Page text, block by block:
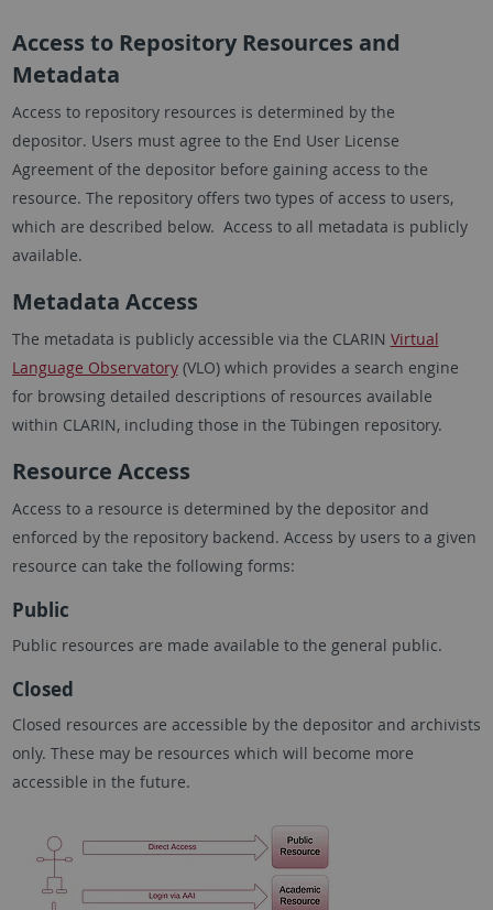
Access to Repository Resources and
Metadata
Access to repository resources is determined by the
depositor. Users must agree to the End User License
Agreement of the depositor before gaining access to the
resource. The repository offers two types of access to users,
which are described below. Access to all metadata is publicly
available.
Metadata Access
The metadata is publicly accessible via the CLARIN Virtual
Language Observatory(VLO) which provides a search engine
for browsing detailed descriptions of resources available
within CLARIN, including those in the Tübingen repository.
Resource Access
Access to a resource is determined by the depositor and
enforced by the repository backend. Access by users to a given
resource can take the following forms:
Public
Public resources are made available to the general public.
Closed
Closed resources are accessible by the depositor and archivists
only. These may be resources which will become more
accessible in the future.